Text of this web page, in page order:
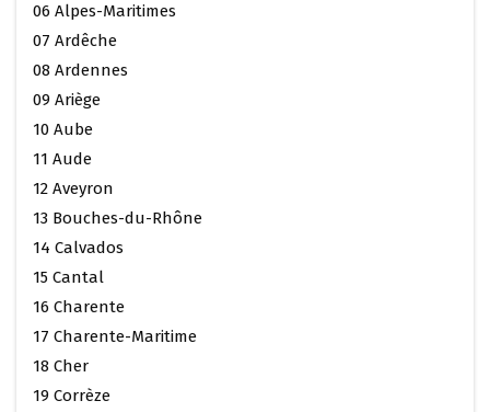
06 Alpes-Maritimes
07 Ardêche
08 Ardennes
09 Ariège
10 Aube
11 Aude
12 Aveyron
13 Bouches-du-Rhône
14 Calvados
15 Cantal
16 Charente
17 Charente-Maritime
18 Cher
19 Corrèze